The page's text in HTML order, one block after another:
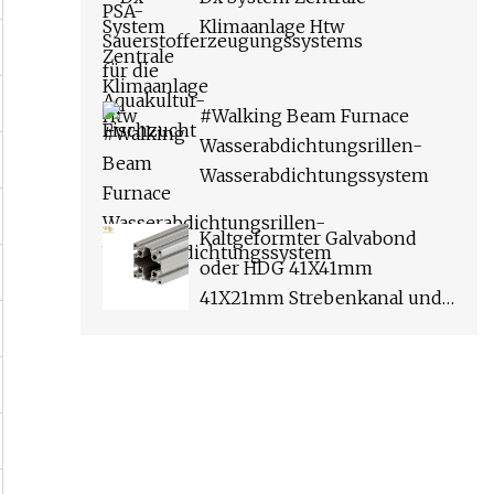
Klimaanlage Htw
#Walking Beam Furnace
Wasserabdichtungsrillen-
Wasserabdichtungssystem
Kaltgeformter Galvabond
oder HDG 41X41mm
41X21mm Strebenkanal und